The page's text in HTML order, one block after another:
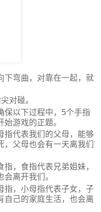
下弯曲，对靠在一起，就
对碰。
保以下过程中，5个手指
游戏的正题。
指代表我们的父母，能够
父母也会有一天离我们
，食指代表兄弟姐妹，
离开我们。
指，小母指代表子女，子
自己的家庭生活，也会离